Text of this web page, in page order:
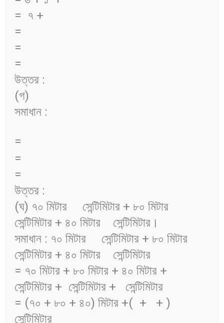
= ৭ +
=
=
=
উত্তর :
(গ)
সমাধান :
=
=
=
উত্তর :
(ঘ) ৭০ মিটার
সেন্টিমিটার + ৮০ মিটার
সেন্টিমিটার + ৪০ মিটার
সেন্টিমিটার।
সমাধান : ৭০ মিটার
সেন্টিমিটার + ৮০ মিটার
সেন্টিমিটার + ৪০ মিটার
সেন্টিমিটার
= ৭০ মিটার + ৮০ মিটার + ৪০ মিটার +
সেন্টিমিটার + সেন্টিমিটার +
সেন্টিমিটার
= (৭০ + ৮০ + ৪০) মিটার +( + + )
সেন্টিমিটার